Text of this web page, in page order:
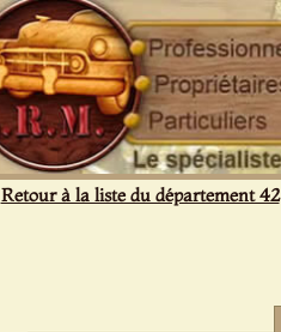
Retour à la liste du département 42